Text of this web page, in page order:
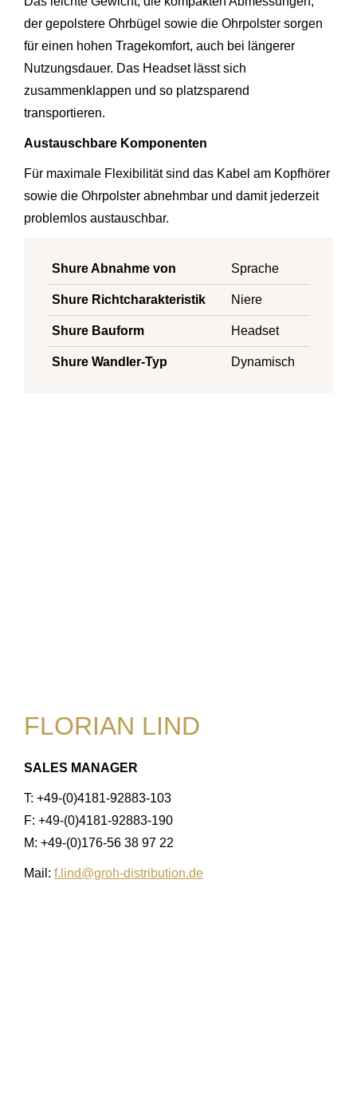
der gepolstere Ohrbügel sowie die Ohrpolster sorgen
für einen hohen Tragekomfort, auch bei längerer
Nutzungsdauer. Das Headset lässt sich
zusammenklappen und so platzsparend
transportieren.
Austauschbare Komponenten
Für maximale Flexibilität sind das Kabel am Kopfhörer
sowie die Ohrpolster abnehmbar und damit jederzeit
problemlos austauschbar.
Shure Abnahme von Sprache
Shure Richtcharakteristik Niere
Shure Bauform Headset
Shure Wandler-Typ Dynamisch
FLORIAN LIND
SALES MANAGER
T: +49-(0)4181-92883-103
F: +49-(0)4181-92883-190
M: +49-(0)176-56 38 97 22
Mail: f.lind@groh-distribution.de